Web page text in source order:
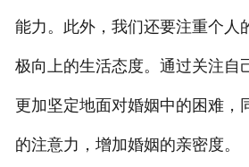
能力。此外，我们还要注重个人
极向上的生活态度。通过关注自
更加坚定地面对婚姻中的困难，
的注意力，增加婚姻的亲密度。